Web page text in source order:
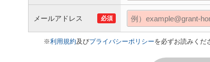
メールアドレス 必須
※利用規約及びプライバシーポリシーを必ずお読みくだ